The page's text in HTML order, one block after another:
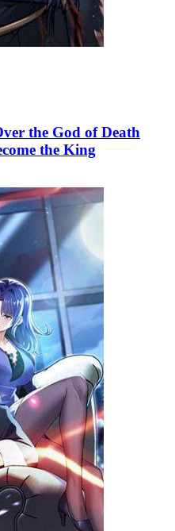
the God of Death
the King